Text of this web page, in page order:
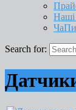
Наші
ЧаПи
Search for: